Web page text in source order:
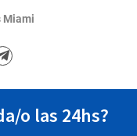
Miami
o las 24hs?